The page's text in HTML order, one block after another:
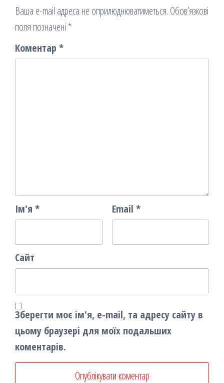
Ваша e-mail адреса не оприлюднюватиметься. Обов’язкові
поля позначені *
Коментар *
Ім'я * Email *
Сайт
Зберегти моє ім'я, e-mail, та адресу сайту в
цьому браузері для моїх подальших
коментарів.